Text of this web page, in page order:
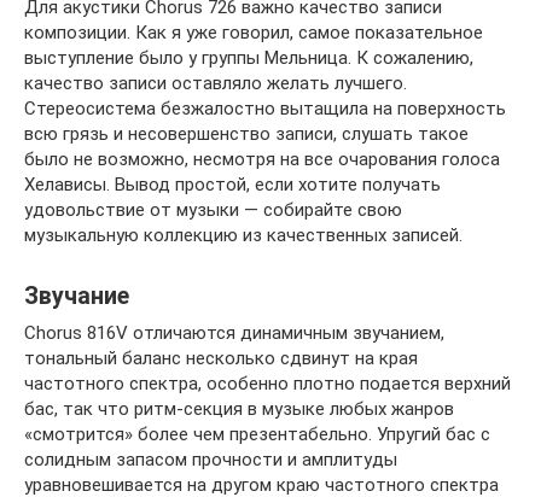
Для акустики Chorus 726 важно качество записи
композиции. Как я уже говорил, самое показательное
выступление было у группы Мельница. К сожалению,
качество записи оставляло желать лучшего.
Стереосистема безжалостно вытащила на поверхность
всю грязь и несовершенство записи, слушать такое
было не возможно, несмотря на все очарования голоса
Хелависы. Вывод простой, если хотите получать
удовольствие от музыки — собирайте свою
музыкальную коллекцию из качественных записей.
Звучание
Chorus 816V отличаются динамичным звучанием,
тональный баланс несколько сдвинут на края
частотного спектра, особенно плотно подается верхний
бас, так что ритм-секция в музыке любых жанров
«смотрится» более чем презентабельно. Упругий бас с
солидным запасом прочности и амплитуды
уравновешивается на другом краю частотного спектра